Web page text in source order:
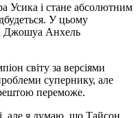
Усика і стане абсолютним
У цьому
Джошуа Анхель
світу за версіями
супернику, але
переможе.
але я думаю, що Тайсон